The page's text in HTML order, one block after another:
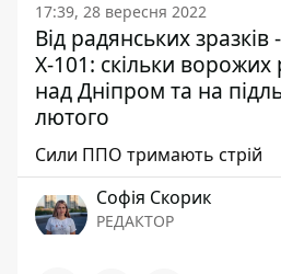
17:39, 28 вересня 2022
Від радянських
Х-101: скільки
над Дніпром та на
лютого
Сили ППО тримають стрій
Софія Скорик
РЕДАКТОР